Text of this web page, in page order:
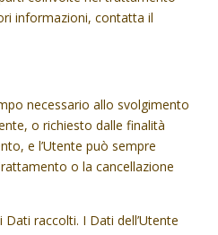
informazioni, contatta il
necessario allo svolgimento
o richiesto dalle finalità
e l’Utente può sempre
o la cancellazione
raccolti. I Dati dell’Utente